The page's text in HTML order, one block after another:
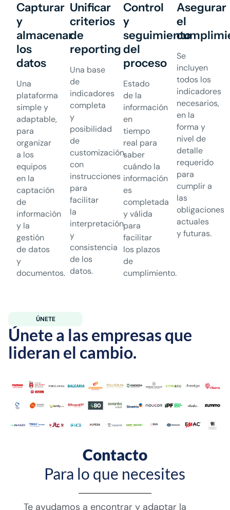
Capturar
y
almacenar
los
datos
Una
plataforma
simple y
adaptable,
para
organizar
a los
equipos
en la
captación
de
información
y la
gestión
de datos
y
documentos.​
Unificar
criterios
de
reporting
Una base
de
indicadores
completa
y
posibilidad
de
customización,
con
instrucciones
para
facilitar
la
interpretación
y
consistencia
de los
datos.
Control
y
seguimiento
del
proceso
Estado
de la
información
en
tiempo
real para
saber
cuándo la
información
es
completada
y válida
para
facilitar
los plazos
de
cumplimiento.
Asegurar
el
Se
incluyen
todos los
indicadores
necesarios,
en la
forma y
nivel de
detalle
requerido
para
cumplir a
las
obligaciones
actuales
y futuras.
ÚNETE
Únete a las empresas que
lideran el cambio.
Contacto
Para lo que necesites
Te ayudamos a encontrar y adaptar la